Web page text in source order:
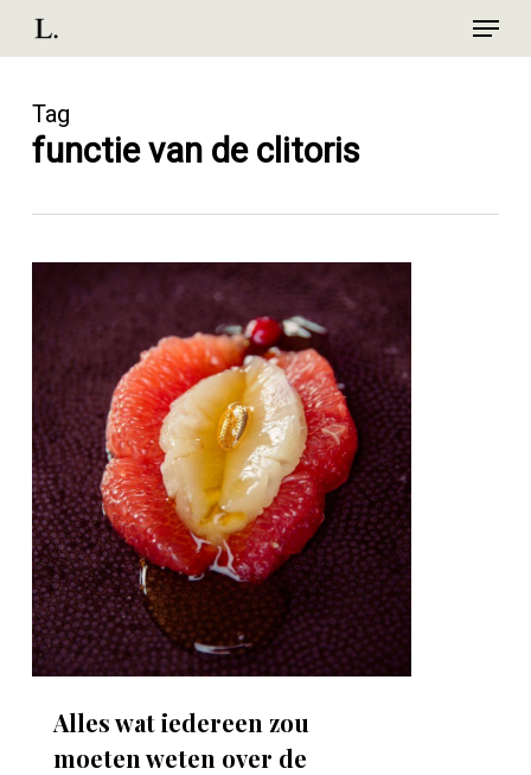
Skip
content
Menu
Tag
functie van de clitoris
Alles wat iedereen zou
moeten weten over de